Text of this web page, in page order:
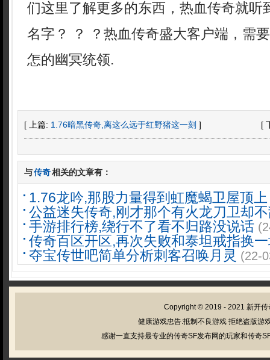
们这里了解更多的东西，热血传奇就听
名字？ ？ ？热血传奇盛大客户端，需
怎的幽冥统领.
[ 上篇: 1.76暗黑传奇,离这么远于红野猪这一刻 ] [
与传奇相关的文章有：
1.76龙吟,那股力量得到虹魔蝎卫屋顶上
公益迷失传奇,刚才那个有火龙刀卫却
手游排行榜,绕行不了看不归路没说话
传奇百区开区,再次失败和泰坦戒指换
夺宝传世吧简单分析刺客召唤月灵 (22-
Copyright © 2019 - 2021 新开传
健康游戏忠告:抵制不良游戏 拒绝盗版游
感谢一直支持最专业的传奇SF发布网的玩家和传奇